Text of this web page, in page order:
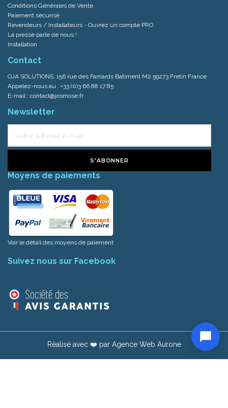
Conditions Générales de Vente
Paiement sécurisé
Revendeurs / Installateurs - Ouvrez un compte PRO
La presse parle de nous !
Installation
Contact
OJA SOLUTIONS, 156 rue des Famards Batiment M2 59273 Fretin France
Appelez-nous au : +33 (0)3 66 88 17 85
E-mail : contact@josmose.fr
Newsletter
S'ABONNER
Moyens de paiements
Voir le détail des moyens de paiement
Suivez nous sur Facebook
Réalisé avec ❤️ par Agence Web Aurone